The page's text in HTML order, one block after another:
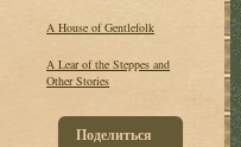
A House of Gentlefolk
A Lear of the Steppes and
Other Stories
Поделиться